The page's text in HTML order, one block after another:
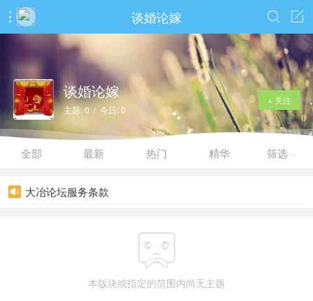
 谈婚论嫁 

+ 关注
谈婚论嫁
主题: 0 / 今日: 0
全部 最新 热门 精华 筛选 
 大冶论坛服务条款

本版块或指定的范围内尚无主题